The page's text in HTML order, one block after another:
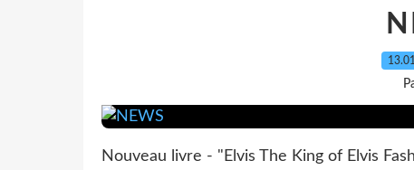
Nouveau livre - "Elvis The King of Elvis